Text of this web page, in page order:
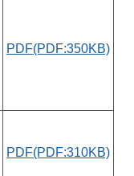
PDF(PDF:350KB)
PDF(PDF:310KB)